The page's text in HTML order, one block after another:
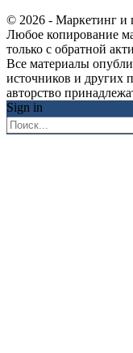
© 2026 - Маркетинг и
Любое копирование
только с обратной
Все материалы
источников и других
авторство
Sign in